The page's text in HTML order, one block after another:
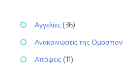
Αγγελίες (36)
Ανακοινώσεις της
Απόψεις (11)